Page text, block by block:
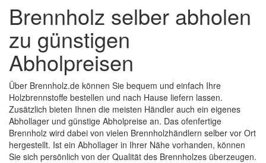
Brennholz selber abholen
zu günstigen
Abholpreisen
Über Brennholz.de können Sie bequem und einfach Ihre
Holzbrennstoffe bestellen und nach Hause liefern lassen.
Zusätzlich bieten Ihnen die meisten Händler auch ein eigenes
Abhollager und günstige Abholpreise an. Das ofenfertige
Brennholz wird dabei von vielen Brennholzhändlern selber vor Ort
hergestellt. Ist ein Abhollager in Ihrer Nähe vorhanden, können
Sie sich persönlich von der Qualität des Brennholzes überzeugen.